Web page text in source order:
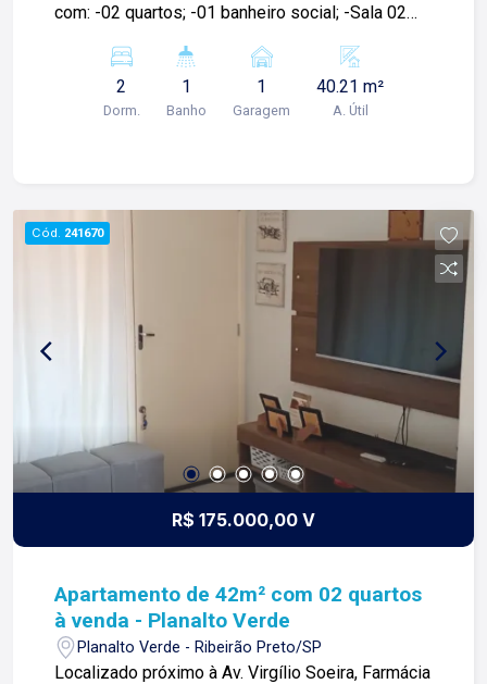
com: -02 quartos; -01 banheiro social; -Sala 02
serviços; -01 vaga de garagem; Diferencial: -
Armários planejados em todos os ambientes; -
Banheiro com blindex, gabinete; -Sanca de gesso;
contato. Lago Imóveis - Desde 1987 construindo
relacionamentos e confiança com nossos
2
Dorm.
1
Banho
1
Garagem
40.21 m²
A. Útil
Cód. 241670
R$ 175.000,00 V
Apartamento de 42m² com 02 quartos
à venda - Planalto Verde
Planalto Verde - Ribeirão Preto/SP
Localizado próximo à Av. Virgílio Soeira, Farmácia